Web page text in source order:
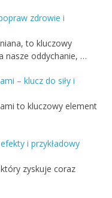
zdrowie i
to kluczowy
nasze oddychanie, …
– klucz do siły i
to kluczowy element
i przykładowy
zyskuje coraz